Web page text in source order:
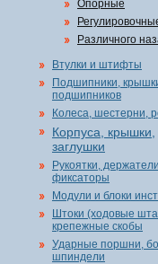
Опорные
Различного
Втулки и штифты
Подшипники,
подшипников
Колеса, шестерни,
Корпуса, крышки,
заглушки
Рукоятки,
фиксаторы
Модули и блоки
Штоки (ходовые
крепежные скобы
Ударные поршни,
шпиндели